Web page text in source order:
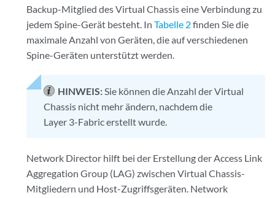
Backup-Mitglied des Virtual Chassis eine Verbindung zu
jedem Spine-Gerät besteht. InTabelle 2finden Sie die
maximale Anzahl von Geräten, die auf verschiedenen
Spine-Geräten unterstützt werden.
HINWEIS:Sie können die Anzahl der Virtual
Chassis nicht mehr ändern, nachdem die
Layer 3-Fabric erstellt wurde.
Network Director hilft bei der Erstellung der Access Link
Aggregation Group (LAG) zwischen Virtual Chassis-
Mitgliedern und Host-Zugriffsgeräten. Network